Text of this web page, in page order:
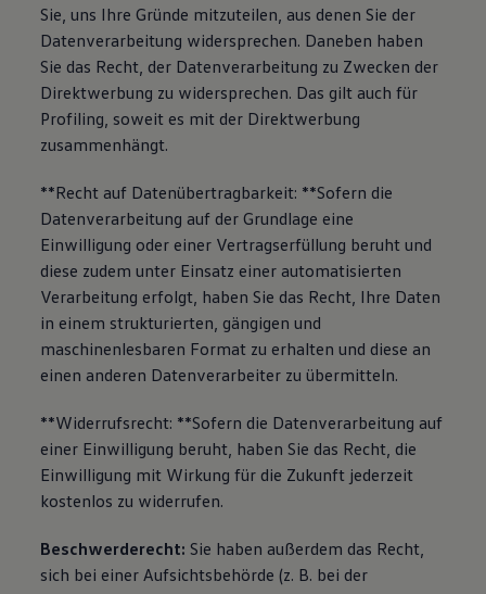
Sie, uns Ihre Gründe mitzuteilen, aus denen Sie der
Datenverarbeitung widersprechen. Daneben haben
Sie das Recht, der Datenverarbeitung zu Zwecken der
Direktwerbung zu widersprechen. Das gilt auch für
Profiling, soweit es mit der Direktwerbung
zusammenhängt.
**Recht auf Datenübertragbarkeit: **Sofern die
Datenverarbeitung auf der Grundlage eine
Einwilligung oder einer Vertragserfüllung beruht und
diese zudem unter Einsatz einer automatisierten
Verarbeitung erfolgt, haben Sie das Recht, Ihre Daten
in einem strukturierten, gängigen und
maschinenlesbaren Format zu erhalten und diese an
einen anderen Datenverarbeiter zu übermitteln.
**Widerrufsrecht: **Sofern die Datenverarbeitung auf
einer Einwilligung beruht, haben Sie das Recht, die
Einwilligung mit Wirkung für die Zukunft jederzeit
kostenlos zu widerrufen.
Beschwerderecht: Sie haben außerdem das Recht,
sich bei einer Aufsichtsbehörde (z. B. bei der